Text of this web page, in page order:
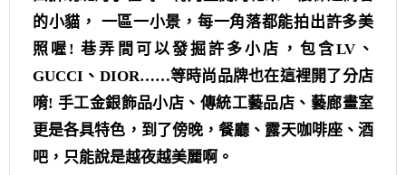
的小貓， 一區一小景，每一角落都能拍出許多美
照喔! 巷弄間可以發掘許多小店，包含LV、
GUCCI、DIOR……等時尚品牌也在這裡開了分店
唷! 手工金銀飾品小店、傳統工藝品店、藝廊畫室
更是各具特色，到了傍晚，餐廳、露天咖啡座、酒
吧，只能說是越夜越美麗啊。